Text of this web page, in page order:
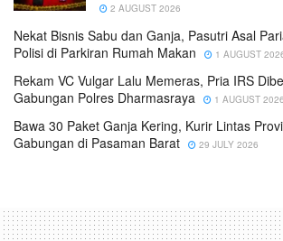
2 AUGUST 2026
Nekat Bisnis Sabu dan Ganja, Pasutri Asal
Polisi di Parkiran Rumah Makan
1 AUGUST
Rekam VC Vulgar Lalu Memeras, Pria IRS
Gabungan Polres Dharmasraya
1 AUGUST 2026
Bawa 30 Paket Ganja Kering, Kurir Lintas
Gabungan di Pasaman Barat
29 JULY 2026